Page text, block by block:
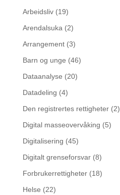
Arbeidsliv(19)
Arendalsuka (2)
Arrangement(3)
Barn og unge (46)
Dataanalyse (20)
Datadeling (4)
Den registrertes rettigheter(2)
Digital masseovervåking (5)
Digitalisering (45)
Digitalt grenseforsvar(8)
Forbrukerrettigheter(18)
Helse (22)